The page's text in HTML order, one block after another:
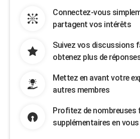
Connectez-vous
partagent vos intérêts
Suivez vos discussions
obtenez plus de
Mettez en avant votre
autres membres
Profitez de
supplémentaires en